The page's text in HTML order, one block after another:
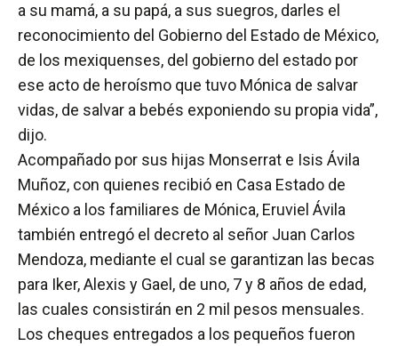
a su mamá, a su papá, a sus suegros, darles el
reconocimiento del Gobierno del Estado de México,
de los mexiquenses, del gobierno del estado por
ese acto de heroísmo que tuvo Mónica de salvar
vidas, de salvar a bebés exponiendo su propia vida”,
dijo.
Acompañado por sus hijas Monserrat e Isis Ávila
Muñoz, con quienes recibió en Casa Estado de
México a los familiares de Mónica, Eruviel Ávila
también entregó el decreto al señor Juan Carlos
Mendoza, mediante el cual se garantizan las becas
para Iker, Alexis y Gael, de uno, 7 y 8 años de edad,
las cuales consistirán en 2 mil pesos mensuales.
Los cheques entregados a los pequeños fueron